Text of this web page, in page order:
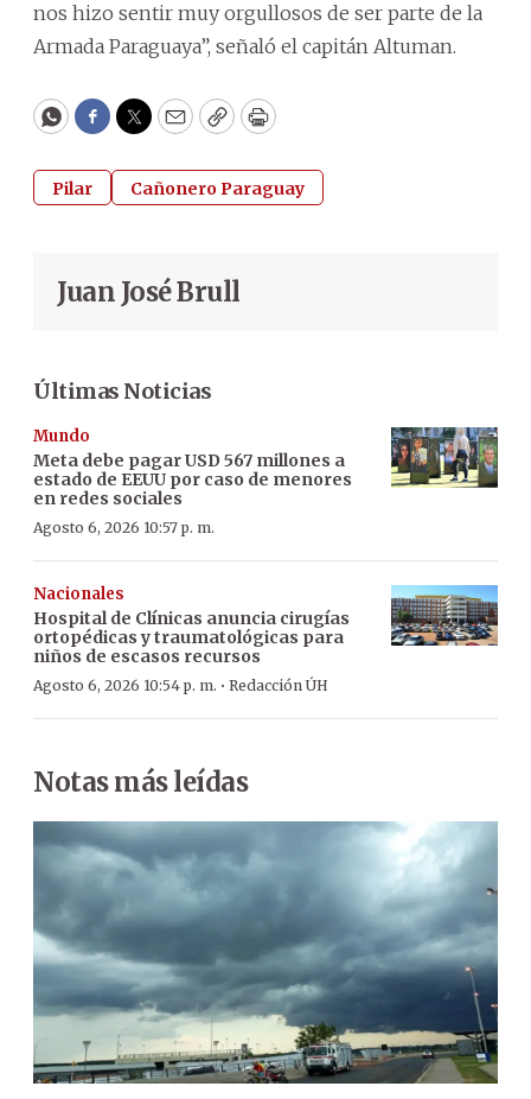
nos hizo sentir muy orgullosos de ser parte de la
Armada Paraguaya”, señaló el capitán Altuman.
WhatsApp
Facebook
Twitter
EmailCopyPrint
Pilar Cañonero Paraguay
Juan José Brull
Últimas Noticias
Mundo
Meta debe pagar USD 567 millones a
estado de EEUU por caso de menores
en redes sociales
Agosto 6, 2026 10:57 p. m.
Nacionales
Hospital de Clínicas anuncia cirugías
ortopédicas y traumatológicas para
niños de escasos recursos
Agosto 6, 2026 10:54 p. m. · Redacción ÚH
Notas más leídas